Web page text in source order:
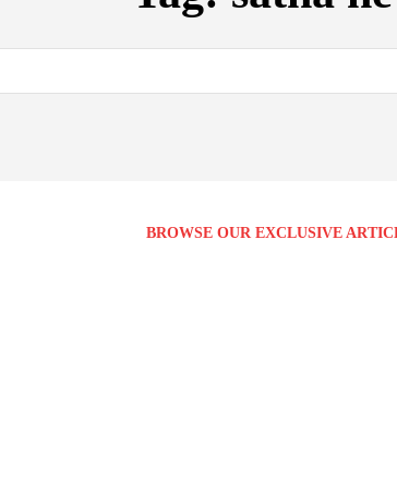
BROWSE OUR EXCLUSIVE